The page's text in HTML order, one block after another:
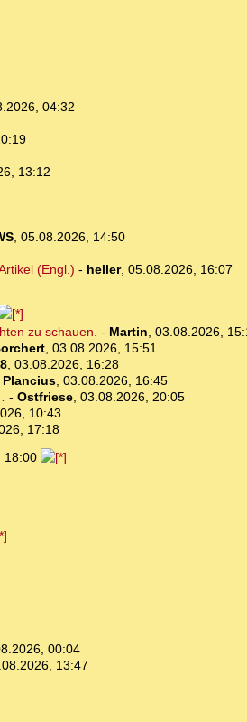
04:32
13:12
, 05.08.2026, 14:50
(Engl.) - heller, 05.08.2026, 16:07
zu schauen. - Martin, 03.08.2026,
, 03.08.2026, 15:51
, 03.08.2026, 16:28
Plancius, 03.08.2026, 16:45
- Ostfriese, 03.08.2026, 20:05
10:43
17:18
18:00
00:04
13:47